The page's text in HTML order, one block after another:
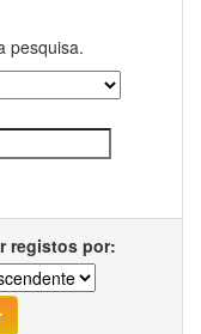
pesquisa.
registos por: